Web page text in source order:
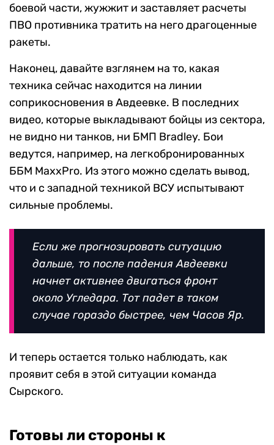
боевой части, жужжит и заставляет расчеты
ПВО противника тратить на него драгоценные
ракеты.
Наконец, давайте взглянем на то, какая
техника сейчас находится на линии
соприкосновения в Авдеевке. В последних
видео, которые выкладывают бойцы из сектора,
не видно ни танков, ни БМП Bradley. Бои
ведутся, например, на легкобронированных
ББМ MaxxPro. Из этого можно сделать вывод,
что и с западной техникой ВСУ испытывают
сильные проблемы.
Если же прогнозировать ситуацию
дальше, то после падения Авдеевки
начнет активнее двигаться фронт
около Угледара. Тот падет в таком
случае гораздо быстрее, чем Часов Яр.
И теперь остается только наблюдать, как
проявит себя в этой ситуации команда
Сырского.
Готовы ли стороны к